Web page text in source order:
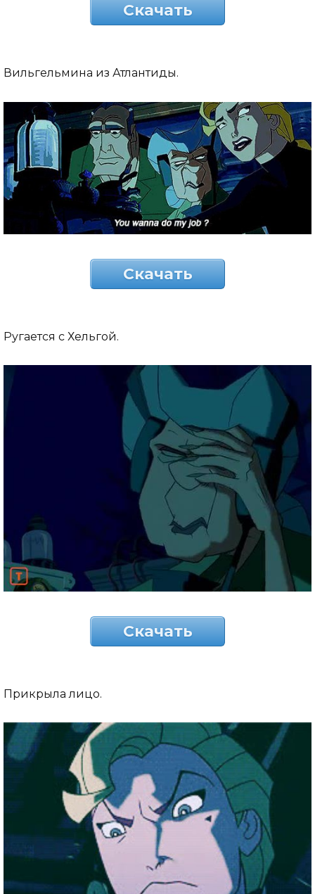
Скачать
Вильгельмина из Атлантиды.
Скачать
Ругается с Хельгой.
Скачать
Прикрыла лицо.